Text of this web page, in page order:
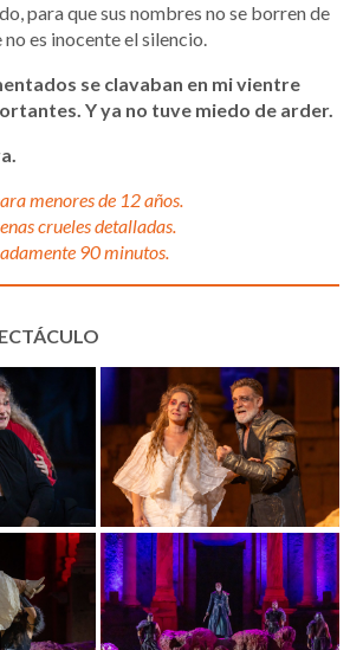
para que sus nombres no se borren de
es inocente el silencio.
se clavaban en mi vientre
Y ya no tuve miedo de arder.
menores de 12 años.
crueles detalladas.
90 minutos.